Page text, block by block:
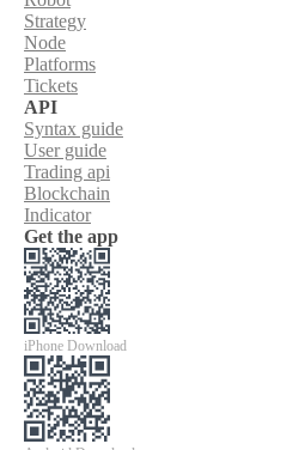
Strategy
Node
Platforms
Tickets
API
Syntax guide
User guide
Trading api
Blockchain
Indicator
Get the app
iPhone Download